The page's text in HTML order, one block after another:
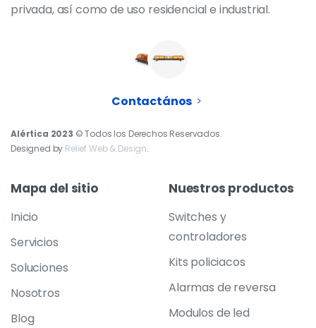
privada, así como de uso residencial e industrial.
Contactános
Alértica 2023 © Todos los Derechos Reservados.
Designed by Relief Web & Design.
Mapa del sitio
Inicio
Servicios
Soluciones
Nosotros
Blog
Nuestros productos
Switches y
controladores
Kits policiacos
Alarmas de reversa
Modulos de led